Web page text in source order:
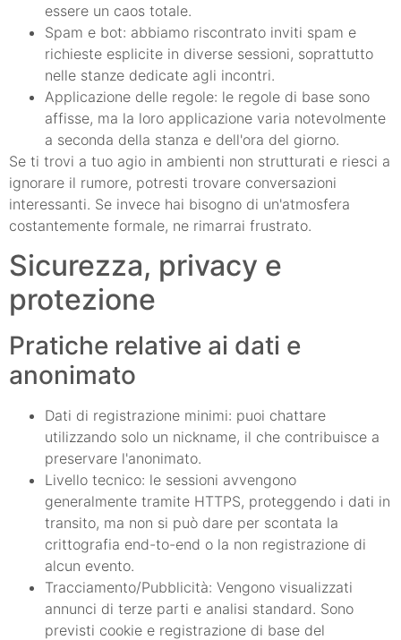
essere un caos totale.
Spam e bot: abbiamo riscontrato inviti spam e
richieste esplicite in diverse sessioni, soprattutto
nelle stanze dedicate agli incontri.
Applicazione delle regole: le regole di base sono
affisse, ma la loro applicazione varia notevolmente
a seconda della stanza e dell'ora del giorno.
Se ti trovi a tuo agio in ambienti non strutturati e riesci a
ignorare il rumore, potresti trovare conversazioni
interessanti. Se invece hai bisogno di un'atmosfera
costantemente formale, ne rimarrai frustrato.
Sicurezza, privacy e
protezione
Pratiche relative ai dati e
anonimato
Dati di registrazione minimi: puoi chattare
utilizzando solo un nickname, il che contribuisce a
preservare l'anonimato.
Livello tecnico: le sessioni avvengono
generalmente tramite HTTPS, proteggendo i dati in
transito, ma non si può dare per scontata la
crittografia end-to-end o la non registrazione di
alcun evento.
Tracciamento/Pubblicità: Vengono visualizzati
annunci di terze parti e analisi standard. Sono
previsti cookie e registrazione di base del